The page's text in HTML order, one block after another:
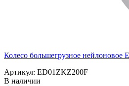
Колесо большегрузное нейлоновое
Артикул: ED01ZKZ200F
В наличии